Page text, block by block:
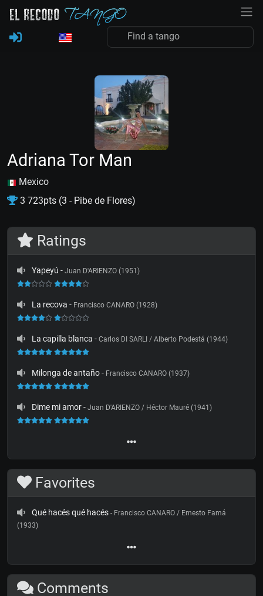
Adriana Tor Man
Mexico
3 723pts (3 - Pibe de Flores)
Ratings
Yapeyú - Juan D'ARIENZO (1951)
La recova - Francisco CANARO (1928)
La capilla blanca - Carlos DI SARLI / Alberto Podestá (1944)
Milonga de antaño- Francisco CANARO (1937)
Dime mi amor- Juan D'ARIENZO / Héctor Mauré (1941)
Favorites
Qué hacés qué hacés - Francisco CANARO / Ernesto Famá
(1933)
Comments